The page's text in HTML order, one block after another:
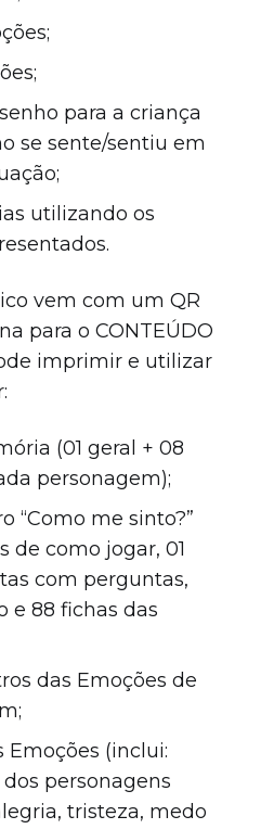
para a criança
se sente/sentiu em
utilizando os
vem com um QR
para o CONTEÚDO
imprimir e utilizar
(01 geral + 08
personagem);
“Como me sinto?”
de como jogar, 01
com perguntas,
e 88 fichas das
das Emoções de
(inclui:
personagens
tristeza, medo